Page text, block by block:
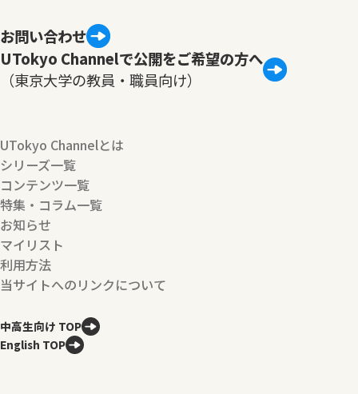
お問い合わせ
UTokyo Channelで公開をご希望の方へ
（東京大学の教員・職員向け）
UTokyo Channelとは
シリーズ一覧
コンテンツ一覧
特集・コラム一覧
お知らせ
マイリスト
利用方法
当サイトへのリンクについて
中高生向け TOP
English TOP